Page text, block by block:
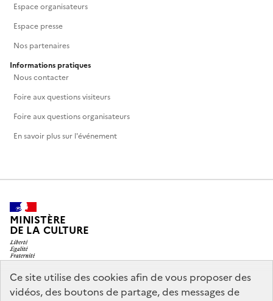
Ce site utilise des cookies afin de vous proposer des
vidéos, des boutons de partage, des messages de
Espace organisateurs
Espace presse
Nos partenaires
Informations pratiques
Nous contacter
Foire aux questions visiteurs
Foire aux questions organisateurs
En savoir plus sur l'événement
MINISTÈRE
DE LA CULTURE
legifrance.gouv.fr info.gouv.fr